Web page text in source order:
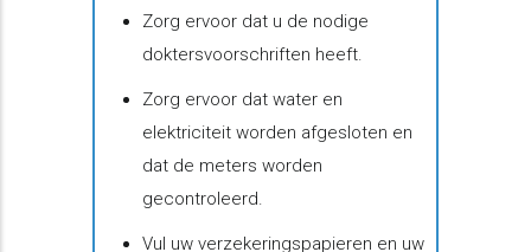
Zorg ervoor dat u de nodige
doktersvoorschriften heeft.
Zorg ervoor dat water en
elektriciteit worden afgesloten en
dat de meters worden
gecontroleerd.
Vul uw verzekeringspapieren en uw